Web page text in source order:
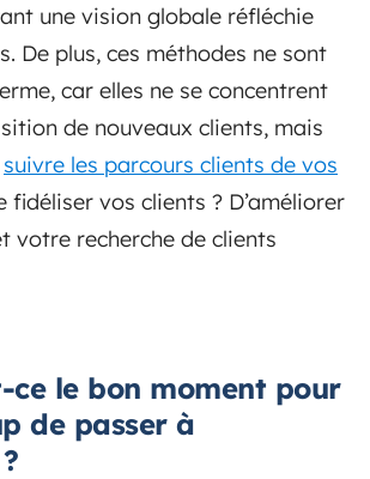
une vision globale réfléchie
De plus, ces méthodes ne sont
car elles ne se concentrent
de nouveaux clients, mais
suivre les parcours clients de vos
fidéliser vos clients ? D’améliorer
votre recherche de clients
ce le bon moment pour
de passer à